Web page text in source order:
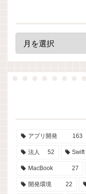
アプリ開発 163
法人 52 Swift
MacBook 27
開発環境 22